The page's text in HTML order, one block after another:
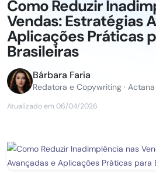
Como Reduzir
Vendas: Estratégias
Aplicações Práticas
Brasileiras
Bárbara Faria
Redatora e Copywriting · Actana
Atualizado em 06/04/2026